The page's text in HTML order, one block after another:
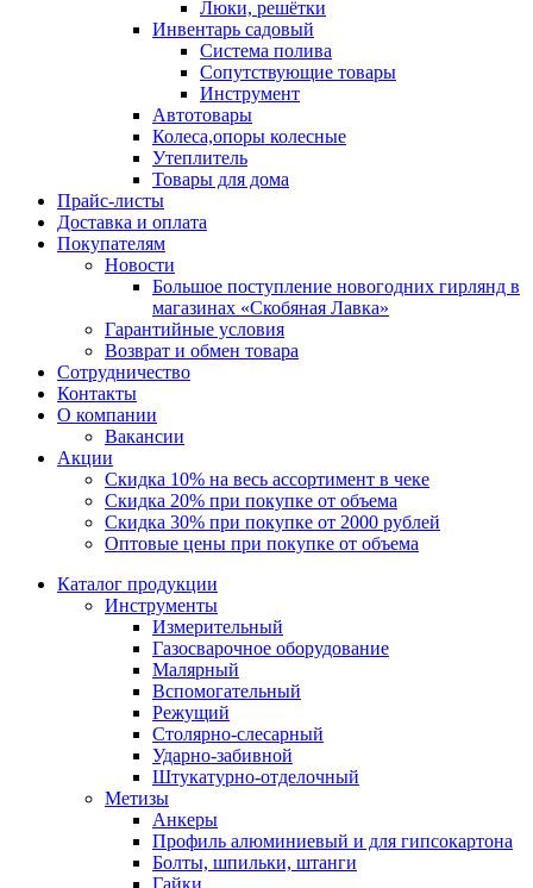
Люки, решётки
Инвентарь садовый
Система полива
Сопутствующие товары
Инструмент
Автотовары
Колеса,опоры колесные
Утеплитель
Товары для дома
Прайс-листы
Доставка и оплата
Покупателям
Новости
Большое поступление новогодних гирлянд в
магазинах «Скобяная Лавка»
Гарантийные условия
Возврат и обмен товара
Сотрудничество
Контакты
О компании
Вакансии
Акции
Скидка 10% на весь ассортимент в чеке
Скидка 20% при покупке от объема
Скидка 30% при покупке от 2000 рублей
Оптовые цены при покупке от объема
Каталог продукции
Инструменты
Измерительный
Газосварочное оборудование
Малярный
Вспомогательный
Режущий
Столярно-слесарный
Ударно-забивной
Штукатурно-отделочный
Метизы
Анкеры
Профиль алюминиевый и для гипсокартона
Болты, шпильки, штанги
Гайки